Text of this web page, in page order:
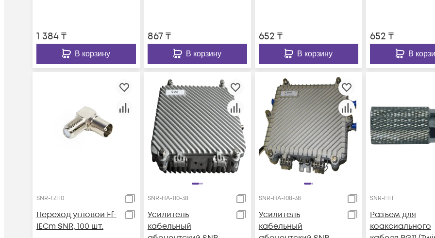
1 384₸
В корзину
867₸
В корзину
652 ₸
В корзину
652 ₸
В
SNR-FZ110
Переход угловой Ff-
IECm SNR, 100 шт.
SNR-HA-110-38
Усилитель
кабельный
SNR-HA-108-38
Усилитель
кабельный
SNR-F11T
Разъем для
коаксиального